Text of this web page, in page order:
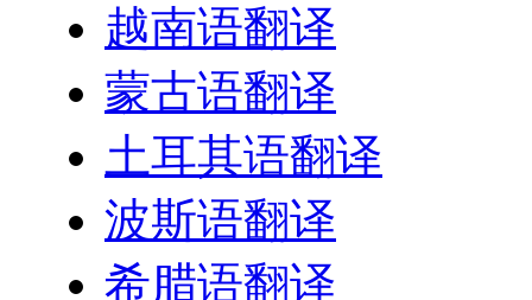
越南语翻译
蒙古语翻译
土耳其语翻译
波斯语翻译
希腊语翻译